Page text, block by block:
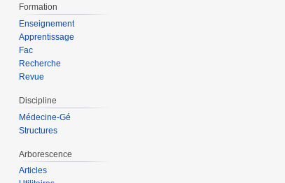
Formation
Enseignement
Apprentissage
Fac
Recherche
Revue
Discipline
Médecine-Gé
Structures
Arborescence
Articles